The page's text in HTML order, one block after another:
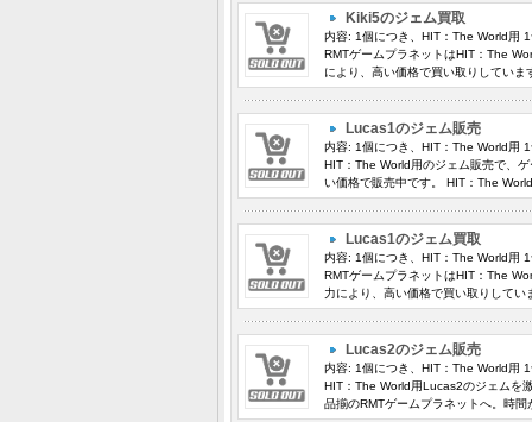
Kiki5のジェム買取
内容: 1個につき、HIT：The World用
RMTゲームプラネットはHIT：The
により、高い価格で買い取りしてい
Lucas1のジェム販売
内容: 1個につき、HIT：The World用
HIT：The World用のジェム販売で、
い価格で販売中です。 HIT：The
Lucas1のジェム買取
内容: 1個につき、HIT：The World用
RMTゲームプラネットはHIT：The
力により、高い価格で買い取りして
Lucas2のジェム販売
内容: 1個につき、HIT：The World用
HIT：The World用Lucas2のジェムを
品揃のRMTゲームプラネットへ。時